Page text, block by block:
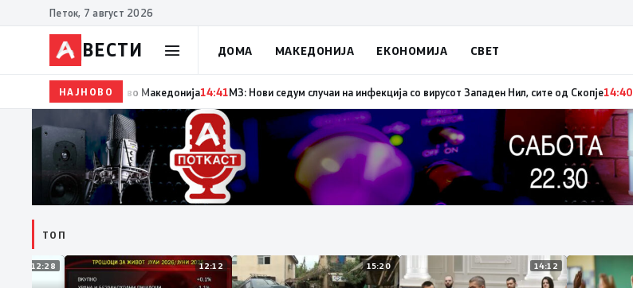
Петок, 7 август 2026
ВЕСТИ ДОМА МАКЕДОНИЈА ЕКОНОМИЈА СВЕТ
НАЈНОВО14:42Момче тешко повредено во Кушадаси со владиниот авион ќе биде транспортирано во Македонија
ТОП
12:28 12:12 15:20 14:12